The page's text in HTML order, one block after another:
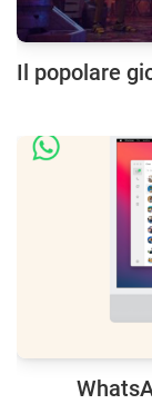
Il popolare